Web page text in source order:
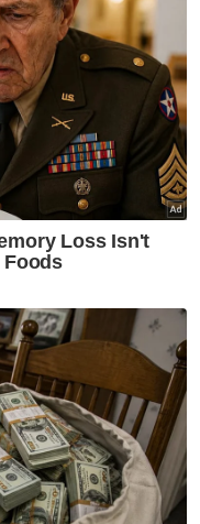
fahaman
dengan tegas
tegasnya.
agar
sebarang
yang boleh
serta
kaum.
mencurigakan
melalui saluran
kandungan
ia boleh